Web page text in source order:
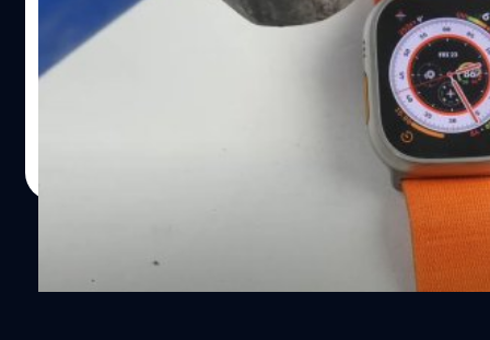
เมื่อวันที่ 24 กันยายน ช่องยูทูบ TechRax ได้โพสต์คลิป
ทดสอบความอึดของ Apple Watch Ultra เพื่อทดสอบว่า
Apple Watch Ultra จะทนแรงกระแทกได้มากขนาดไหน ซึ่ง
หนึ่งในสิ่งที่น่าตกใจคือ ขั้นตอนการทดสอบที่ใช้ค้อนทุบ ซึ่ง
กลายเป็นว่าผิวโต๊ะดันแตกก่อน Watch Ultra ซะอย่างนั้น!